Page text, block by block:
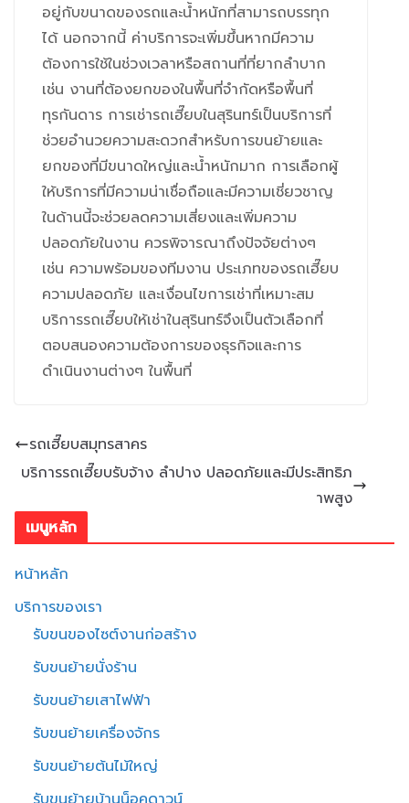
อยู่กับขนาดของรถและน้ำหนักที่สามารถบรรทุก
ได้ นอกจากนี้ ค่าบริการจะเพิ่มขึ้นหากมีความ
ต้องการใช้ในช่วงเวลาหรือสถานที่ที่ยากลำบาก
เช่น งานที่ต้องยกของในพื้นที่จำกัดหรือพื้นที่
ทุรกันดาร การเช่ารถเฮี๊ยบในสุรินทร์เป็นบริการที่
ช่วยอำนวยความสะดวกสำหรับการขนย้ายและ
ยกของที่มีขนาดใหญ่และน้ำหนักมาก การเลือกผู้
ให้บริการที่มีความน่าเชื่อถือและมีความเชี่ยวชาญ
ในด้านนี้จะช่วยลดความเสี่ยงและเพิ่มความ
ปลอดภัยในงาน ควรพิจารณาถึงปัจจัยต่างๆ
เช่น ความพร้อมของทีมงาน ประเภทของรถเฮี๊ยบ
ความปลอดภัย และเงื่อนไขการเช่าที่เหมาะสม
บริการรถเฮี๊ยบให้เช่าในสุรินทร์จึงเป็นตัวเลือกที่
ตอบสนองความต้องการของธุรกิจและการ
ดำเนินงานต่างๆ ในพื้นที่
รถเฮี๊ยบสมุทรสาคร
บริการรถเฮี๊ยบรับจ้าง ลำปาง ปลอดภัยและมีประสิทธิภ
าพสูง
เมนูหลัก
หน้าหลัก
บริการของเรา
รับขนของไซต์งานก่อสร้าง
รับขนย้ายนั่งร้าน
รับขนย้ายเสาไฟฟ้า
รับขนย้ายเครื่องจักร
รับขนย้ายต้นไม้ใหญ่